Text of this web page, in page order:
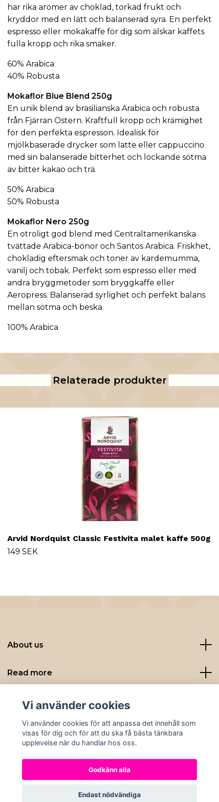
har rika aromer av choklad, torkad frukt och
kryddor med en lätt och balanserad syra. En perfekt
espresso eller mokakaffe för dig som älskar kaffets
fulla kropp och rika smaker.
60% Arabica
40% Robusta
Mokaflor Blue Blend 250g
En unik blend av brasilianska Arabica och robusta
från Fjärran Östern. Kraftfull kropp och krämighet
för den perfekta espresson. Idealisk för
mjölkbaserade drycker som latte eller cappuccino
med sin balanserade bitterhet och lockande sötma
av bitter kakao och trä.
50% Arabica
50% Robusta
Mokaflor Nero 250g
En otroligt god blend med Centraltamerikanska
tvättade Arabica-bönor och Santos Arabica. Friskhet,
chokladig eftersmak och toner av kardemumma,
vanilj och tobak. Perfekt som espresso eller med
andra bryggmetoder som bryggkaffe eller
Aeropress. Balanserad syrlighet och perfekt balans
mellan sötma och beska.
100% Arabica
Relaterade produkter
Arvid Nordquist Classic Festivita malet kaffe 500g
149 SEK
About us
Read more
Sociala medier
© 2026 Nybryggt
Vi använder cookies
Vi använder cookies för att anpassa det innehåll som
visas för dig och för att du ska få bästa tänkbara
upplevelse när du handlar hos oss.
Godkänn alla
Endast nödvändiga